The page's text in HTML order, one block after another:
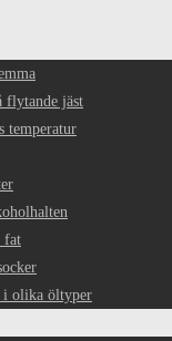
flytande jäst
temperatur
fat
i olika öltyper